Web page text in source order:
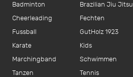
Badminton Brazilian Jiu Jitsu
Cheerleading
Fechten
Fussball
GutHolz 1923
Karate
Kids
Marchingband
Schwimmen
Tanzen
Tennis